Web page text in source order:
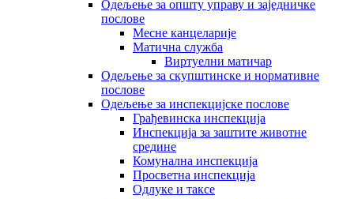
Oдељење за општу управу и заједничке
послове
Месне канцеларије
Матична служба
Виртуелни матичар
Одељење за скупштинске и нормативне
послове
Одељење за инспекцијске послове
Грађевинска инспекција
Инспекција за заштите животне
средине
Комунална инспекција
Просветна инспекција
Одлуке и таксе